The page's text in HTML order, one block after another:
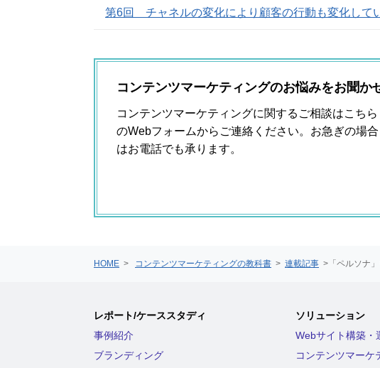
第6回 チャネルの変化により顧客の行動も変化して
コンテンツマーケティングのお悩みをお聞か
コンテンツマーケティングに関するご相談はこちら
のWebフォームからご連絡ください。お急ぎの場合
はお電話でも承ります。
HOME > コンテンツマーケティングの教科書 > 連載記事 > 「ペルソナ
レポート/ケーススタディ
事例紹介
ブランディング
ソリューション
Webサイト構築・
コンテンツマーケ